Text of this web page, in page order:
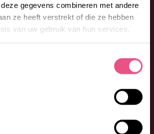
gegevens combineren met andere
ze heeft verstrekt of die ze hebben
van uw gebruik van hun services.